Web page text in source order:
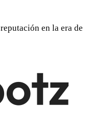
en la era de